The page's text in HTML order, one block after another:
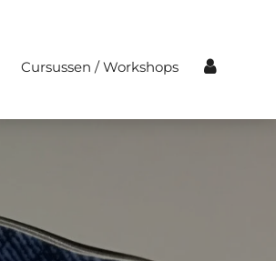
Cursussen / Workshops